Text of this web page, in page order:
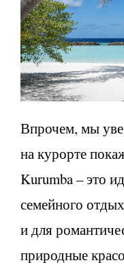
Впрочем, мы
на курорте
Kurumba – это
семейного
и для
природные